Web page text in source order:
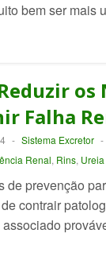
bem ser mais
os
Falha
- Sistema Excretor -
Renal, Rins, Ureia
de prevenção
contrair